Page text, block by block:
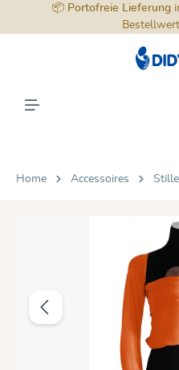
springen
📦 Portofreie Lieferung
Home Accessoires